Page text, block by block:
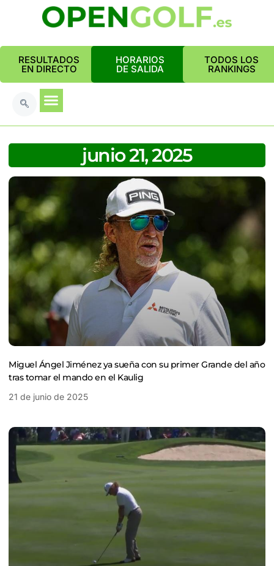
RESULTADOS
EN DIRECTO
HORARIOS
DE SALIDA
TODOS LOS
RANKINGS
junio 21, 2025
Miguel Ángel Jiménez ya sueña con su primer Grande del año
tras tomar el mando en el Kaulig
21 de junio de 2025